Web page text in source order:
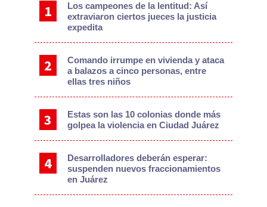
Los campeones de la lentitud: Así
extraviaron ciertos jueces la justicia
expedita
Comando irrumpe en vivienda y ataca
a balazos a cinco personas, entre
ellas tres niños
Estas son las 10 colonias donde más
golpea la violencia en Ciudad Juárez
Desarrolladores deberán esperar:
suspenden nuevos fraccionamientos
en Juárez